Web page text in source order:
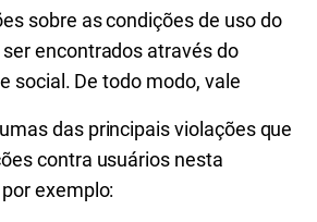
sobre as condições de uso do
encontrados através do
social. De todo modo, vale
das principais violações que
contra usuários nesta
exemplo: